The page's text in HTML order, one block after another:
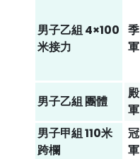
男子乙組 4×100
米接力
季
軍
男子乙組 團體
殿
軍
男子甲組 110米
跨欄
冠
軍